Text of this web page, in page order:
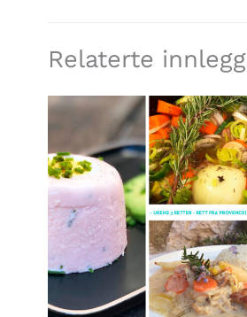
Relaterte innlegg